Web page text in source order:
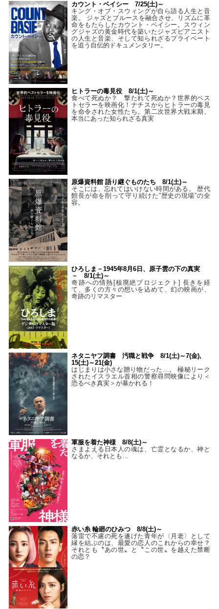
カウント・ベイシー 7/25(土)～
キング・オブ・スウィングが自ら語る人生と音
楽。 ジャズとブルースを融合させ、リズムに革
命をもたらしたカウント・ベイシー。スウィン
グジャズの黄金時代を築いたジャズピアニスト
の人生と音楽、そして知られざるプライベート
を追う自伝的ドキュメンタリー。
ヒトラーの毒見役 8/1(土)～
食べて死ぬか？ 撃たれて死ぬか？世界的ベス
トセラーを映画化！ナチスからヒトラーの毒見
を命令された女性たち。第二次世界大戦末期、
本当にあった知られざる真実
原爆資料館 語り継ぐものたち 8/1(土)～
そこには、忘れてはいけない時間がある。 歴代
館長が命を削って守り続けた”歴史の現場”の全
容。
ひろしま－1945年8月6日、原子雲の下の真実
－ 8/1(土)～
奇跡への情熱[核廃絶プロジェクト] 長きを経
て、多くの方々の想いを込めて、幻の映画が、
奇跡のリマスター
ネタニヤフ調書 汚職と戦争 8/1(土)～7(金),
15(土)～21(金)
はじまりは小さな贈り物だった…。 極秘リーク
されたイスラエル首相の警察尋問映像により＜
恐るべき真実＞が暴かれる！
軍服を着た神様 8/8(土)～
さまよえる日本人の魂は、亡霊となるか、神と
なるか、それとも…
赤い糸 輪廻のひみつ 8/8(土)～
落雷で不慮の死を遂げた青年が〈月老〉として
縁を結ぶのは、最愛の恋人のこれからの幸せ？
それとも〝あの世〟と〝この世〟を越えた禁断
の恋？